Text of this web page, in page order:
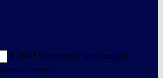
E-mail Verrà inviato un messaggio
necessarie.